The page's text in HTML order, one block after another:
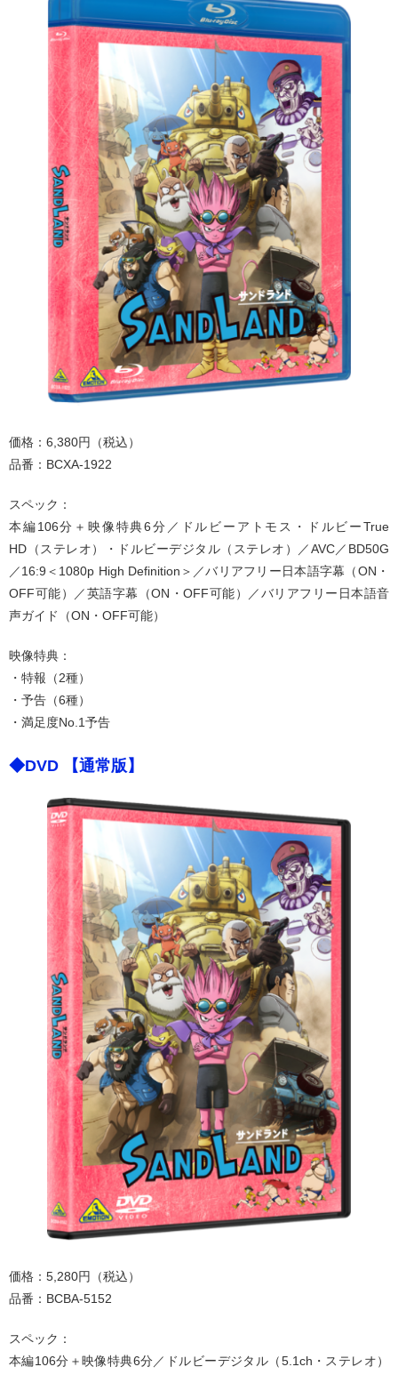
価格：6,380円（税込）
品番：BCXA-1922
スペック：
本編106分＋映像特典6分／ドルビーアトモス・ドルビーTrue
HD（ステレオ）・ドルビーデジタル（ステレオ）／AVC／BD50G
／16:9＜1080p High Definition＞／バリアフリー日本語字幕（ON・
OFF可能）／英語字幕（ON・OFF可能）／バリアフリー日本語音
声ガイド（ON・OFF可能）
映像特典：
・特報（2種）
・予告（6種）
・満足度No.1予告
◆DVD 【通常版】
価格：5,280円（税込）
品番：BCBA-5152
スペック：
本編106分＋映像特典6分／ドルビーデジタル（5.1ch・ステレオ）